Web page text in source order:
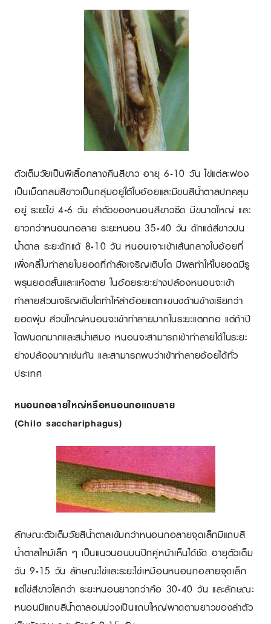
ตัวเต็มวัยเป็นผีเสื้อกลางคืนสีขาว อายุ 6-10 วัน ไข่แต่ละฟอง
เป็นเม็ดกลมสีขาวเป็นกลุ่มอยู่ใต้ใบอ้อยและมีขนสีน้ำตาลปกคลุม
อยู่ ระยะไข่ 4-6 วัน ลำตัวของหนอนสีขาวซีด มีขนาดใหญ่ และ
ยาวกว่าหนอนกอลาย ระยะหนอน 35-40 วัน ดักแด้สีขาวปน
น้ำตาล ระยะดักแด้ 8-10 วัน หนอนเจาะเข้าเส้นกลางใบอ้อยที่
เพิ่งคลี่ใบทำลายใบยอดที่กำลังเจริญเติบโต มีผลทำให้ใบยอดมีรู
พรุนยอดสั้นและแห้งตาย ในอ้อยระยะย่างปล้องหนอนจะเข้า
ทำลายส่วนเจริญเติบโตทำให้ลำอ้อยแตกแขนงด้านข้างเรียกว่า
ยอดพุ่ม ส่วนใหญ่หนอนจะเข้าทำลายมากในระยะแตกกอ แต่ถ้าปี
ใดฝนตกมากและสม่ำเสมอ หนอนจะสามารถเข้าทำลายได้ในระยะ
ย่างปล้องมากเช่นกัน และสามารถพบว่าเข้าทำลายอ้อยได้ทั่ว
ประเทศ
หนอนกอลายใหญ่หรือหนอนกอแถบลาย
(Chilo sacchariphagus)
ลักษณะตัวเต็มวัยสีน้ำตาลเข้มกว่าหนอนกอลายจุดเล็กมีแถบสี
น้ำตาลไหม้เล็ก ๆ เป็นแนวนอนบนปีกคู่หน้าเห็นได้ชัด อายุตัวเต็ม
วัน 9-15 วัน ลักษณะไข่และระยะไข่เหมือนหนอนกอลายจุดเล็ก
แต่ไข่สีขาวใสกว่า ระยะหนอนยาวกว่าคือ 30-40 วัน และลักษณะ
หนอนมีแถบสีน้ำตาลอมม่วงเป็นแถบใหญ่พาดตามยาวของลำตัว